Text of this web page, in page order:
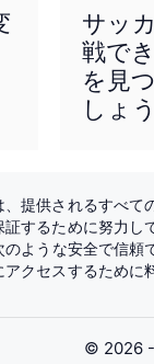
サッ
戦で
を見
しょう
提供されるすべ
するために努力
ような安全で信頼
クセスするため
© 2026 -